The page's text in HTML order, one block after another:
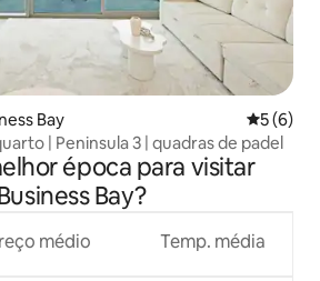
Bay 5 de
5 (6)
| Peninsula 3 | quadras de padel
época para visitar
Bay?
médio Temp. média